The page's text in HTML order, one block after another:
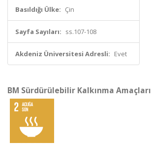
Basıldığı Ülke: Çin
Sayfa Sayıları: ss.107-108
Akdeniz Üniversitesi Adresli: Evet
BM Sürdürülebilir Kalkınma Amaçları